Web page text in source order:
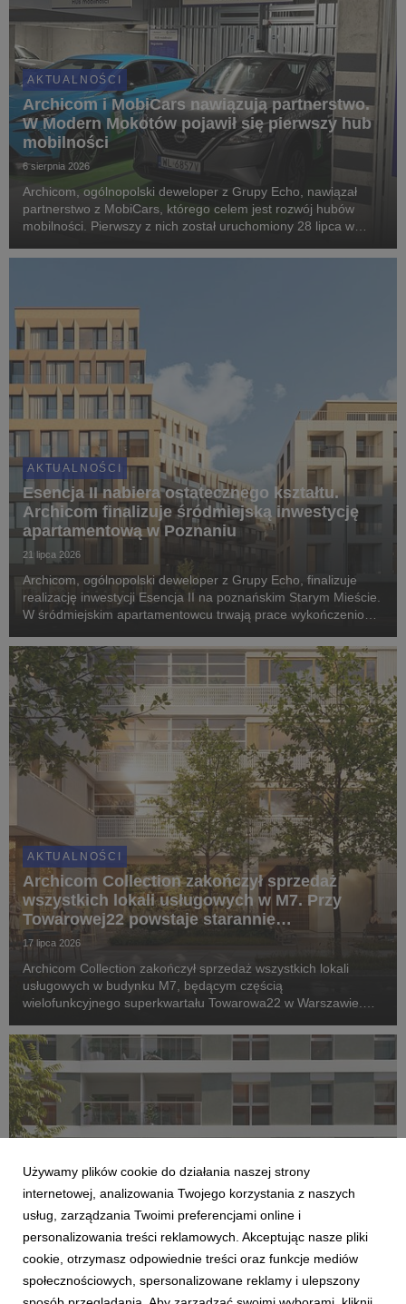
AKTUALNOŚCI
Archicom i MobiCars nawiązują partnerstwo.
W Modern Mokotów pojawił się pierwszy hub
mobilności
6 sierpnia 2026
Archicom, ogólnopolski deweloper z Grupy Echo, nawiązał
partnerstwo z MobiCars, którego celem jest rozwój hubów
mobilności. Pierwszy z nich został uruchomiony 28 lipca w
mogą korzystać z samochodów dostępnych w mod...
AKTUALNOŚCI
Esencja II nabiera ostatecznego kształtu.
Archicom finalizuje śródmiejską inwestycję
apartamentową w Poznaniu
21 lipca 2026
Archicom, ogólnopolski deweloper z Grupy Echo, finalizuje
realizację inwestycji Esencja II na poznańskim Starym Mieście.
W śródmiejskim apartamentowcu trwają prace wykończeniowe
w IV kwartale 2026 roku. Proje...
AKTUALNOŚCI
Archicom Collection zakończył sprzedaż
wszystkich lokali usługowych w M7. Przy
Towarowej22 powstaje starannie
zaprojektowany ekosystem
17 lipca 2026
Archicom Collection zakończył sprzedaż wszystkich lokali
usługowych w budynku M7, będącym częścią
wielofunkcyjnego superkwartału Towarowa22 w Warszawie.
roku, wkracza w kolejny etap – komercjalizację przestrzeni...
AKTUALNOŚCI
Archicom rozpoczyna sprzedaż Swobodna
Living we Wrocławiu. Nowa inwestycja
Używamy plików cookie do działania naszej strony
internetowej, analizowania Twojego korzystania z naszych
usług, zarządzania Twoimi preferencjami online i
personalizowania treści reklamowych. Akceptując nasze pliki
cookie, otrzymasz odpowiednie treści oraz funkcje mediów
społecznościowych, spersonalizowane reklamy i ulepszony